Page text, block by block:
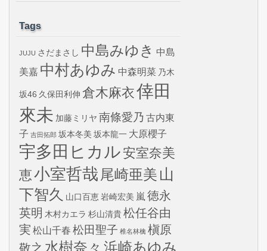
Tags
JUJU さだまさし 中島みゆき 中島
美嘉 中村あゆみ 中森明菜 乃木
坂46 久保田利伸 倉木麻衣倖田
來未 加藤ミリヤ 南條愛乃 古内東
子 吉田拓郎 坂本冬美 坂本龍一 大原櫻子
宇多田ヒカル安室奈美
恵小室哲哉 尾崎亜美 山
下智久 山口百恵岩崎宏美 嵐 徳永
英明 木村カエラ 杉山清貴松任谷由
実 松山千春 松田聖子 椎名林檎 槇原
敬之 水樹奈々 浜崎あゆみ